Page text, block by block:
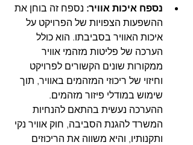
נספח איכות אוויר: נספח זה בוחן את
ההשפעות הצפויות של הפרויקט על
איכות האוויר בסביבתו. הוא כולל
הערכה של פליטות מזהמי אוויר
ממקורות שונים הקשורים לפרויקט
וחיזוי של ריכוזי המזהמים באוויר, תוך
שימוש במודלי פיזור מזהמים.
ההערכה נעשית בהתאם להנחיות
המשרד להגנת הסביבה, חוק אוויר נקי
ותקנותיו, והיא משווה את הריכוזים